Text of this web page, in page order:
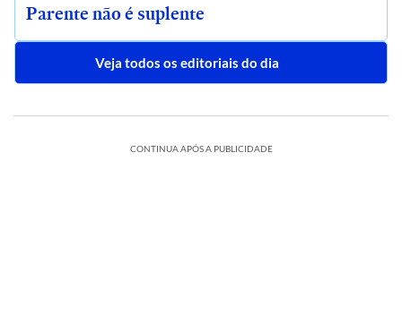
Parente não é suplente
Veja todos os editoriais do dia
CONTINUA APÓS A PUBLICIDADE